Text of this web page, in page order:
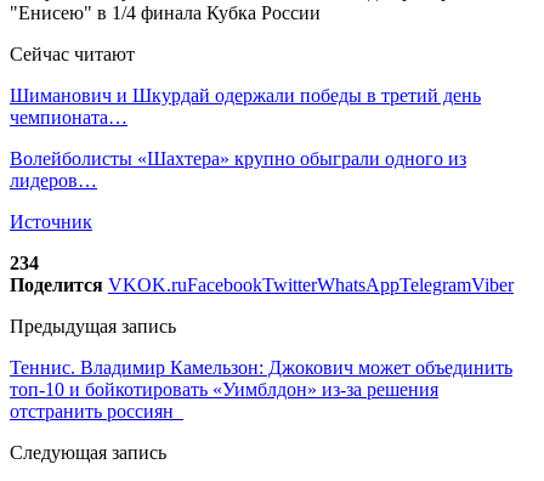
Сейчас читают
Шиманович и Шкурдай одержали победы в третий день
чемпионата…
Волейболисты «Шахтера» крупно обыграли одного из
лидеров…
Источник
234
Поделится VKOK.ruFacebookTwitterWhatsAppTelegramViber
Предыдущая запись
Теннис. Владимир Камельзон: Джокович может объединить
топ-10 и бойкотировать «Уимблдон» из-за решения
отстранить россиян
Следующая запись